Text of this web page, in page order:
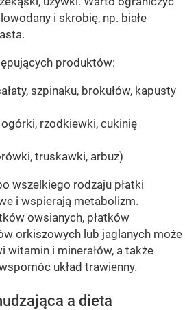
i skrobię, np. białe
produktów:
szpinaku, brokułów, kapusty
rzodkiewki, cukinię
truskawki, arbuz)
wszelkiego rodzaju płatki
i wspierają metabolizm.
owsianych, płatków
orkiszowych lub jaglanych może
i minerałów, a także
układ trawienny.
a dieta